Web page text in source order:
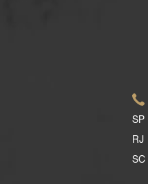
SP
RJ
SC